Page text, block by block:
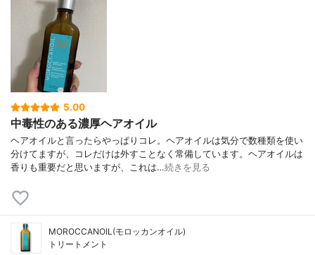
5.00
中毒性のある濃厚ヘアオイル
ヘアオイルと言ったらやっぱりコレ。ヘアオイルは気分で数種類を使い
分けてますが、コレだけは外すことなく常備しています。ヘアオイルは
香りも重要だと思いますが、これは…続きを見る
MOROCCANOIL(モロッカンオイル)
トリートメント